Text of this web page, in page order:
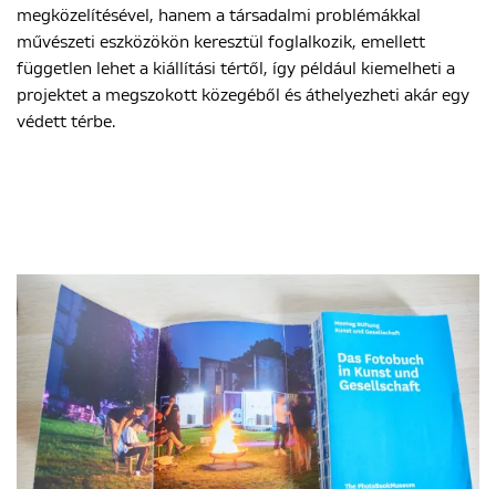
megközelítésével, hanem a társadalmi problémákkal
művészeti eszközökön keresztül foglalkozik, emellett
független lehet a kiállítási tértől, így például kiemelheti a
projektet a megszokott közegéből és áthelyezheti akár egy
védett térbe.